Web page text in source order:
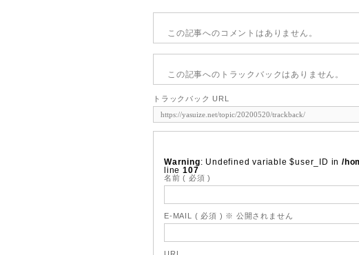
この記事へのコメントはありません。
この記事へのトラックバックはありません。
トラックバック URL
Warning : Undefined variable $user_ID in /
line 107
名前 ( 必須 )
E-MAIL ( 必須 ) ※ 公開されません